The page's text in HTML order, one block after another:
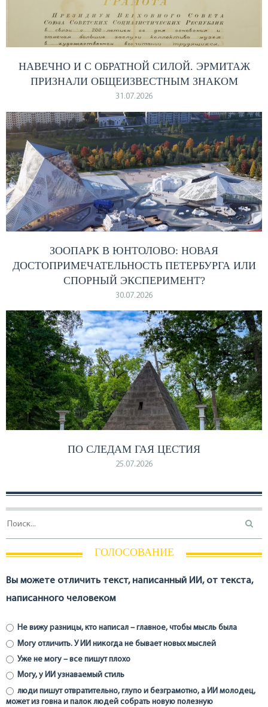
НАВЕЧНО И С ОБРАТНОЙ СИЛОЙ. ЭРМИТАЖ
ПРИЗНАЛИ ОБЩЕИЗВЕСТНЫМ ЗНАКОМ
31.07.2026
ЗООПАРК В ЮНТОЛОВО: НОВАЯ
ДОСТОПРИМЕЧАТЕЛЬНОСТЬ ПЕТЕРБУРГА ИЛИ
СПОРНЫЙ ЭКСПЕРИМЕНТ?
30.07.2026
ПО СЛЕДАМ ГАЯ ЦЕСТИЯ
25.07.2026
ГОЛОСОВАНИЕ
Вы можете отличить текст, написанный ИИ, от текста,
написанного человеком
Не вижу разницы, кто написал – главное, чтобы мысль была
Могу отличить. У ИИ никогда не бывает новых мыслей
Уже не могу – все пишут плохо
Могу, у ИИ узнаваемый стиль
люди пишут отвратительно, глупо и безграмотно, а ИИ молодец,
может из говна и палок людей собрать новую полезную